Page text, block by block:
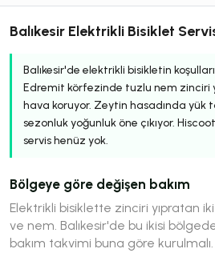
Balıkesir Elektrikli Bisiklet
Balıkesir'de elektrikli bisikletin
Edremit körfezinde tuzlu nem zinciri
hava koruyor. Zeytin hasadında yük
sezonluk yoğunluk öne çıkıyor.
servis henüz yok.
Bölgeye göre değişen bakım
Elektrikli bisiklette zinciri yıpratan
ve nem. Balıkesir'de bu ikisi
bakım takvimi buna göre kurulmalı.